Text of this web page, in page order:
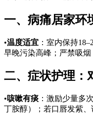
一、病痛居家环
•温度适宜 ：室内保持
早晚污染高峰；严禁吸烟
二、症状护理：
•咳嗽有痰 ：激励少量多
丁胺醇）；若口唇发紫